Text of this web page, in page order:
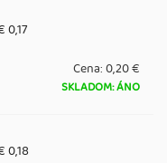
0,17
Cena:0,20 €
SKLADOM: ÁNO
0,18